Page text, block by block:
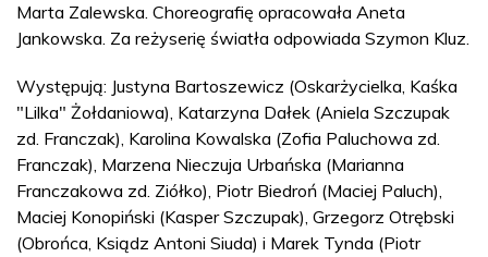
Marta Zalewska. Choreografię opracowała Aneta
Jankowska. Za reżyserię światła odpowiada Szymon Kluz.
Występują: Justyna Bartoszewicz (Oskarżycielka, Kaśka
"Lilka" Żołdaniowa), Katarzyna Dałek (Aniela Szczupak
zd. Franczak), Karolina Kowalska (Zofia Paluchowa zd.
Franczak), Marzena Nieczuja Urbańska (Marianna
Franczakowa zd. Ziółko), Piotr Biedroń (Maciej Paluch),
Maciej Konopiński (Kasper Szczupak), Grzegorz Otrębski
(Obrońca, Ksiądz Antoni Siuda) i Marek Tynda (Piotr